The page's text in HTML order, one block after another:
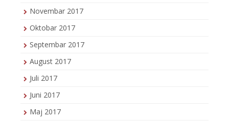
Novembar 2017
Oktobar 2017
Septembar 2017
August 2017
Juli 2017
Juni 2017
Maj 2017